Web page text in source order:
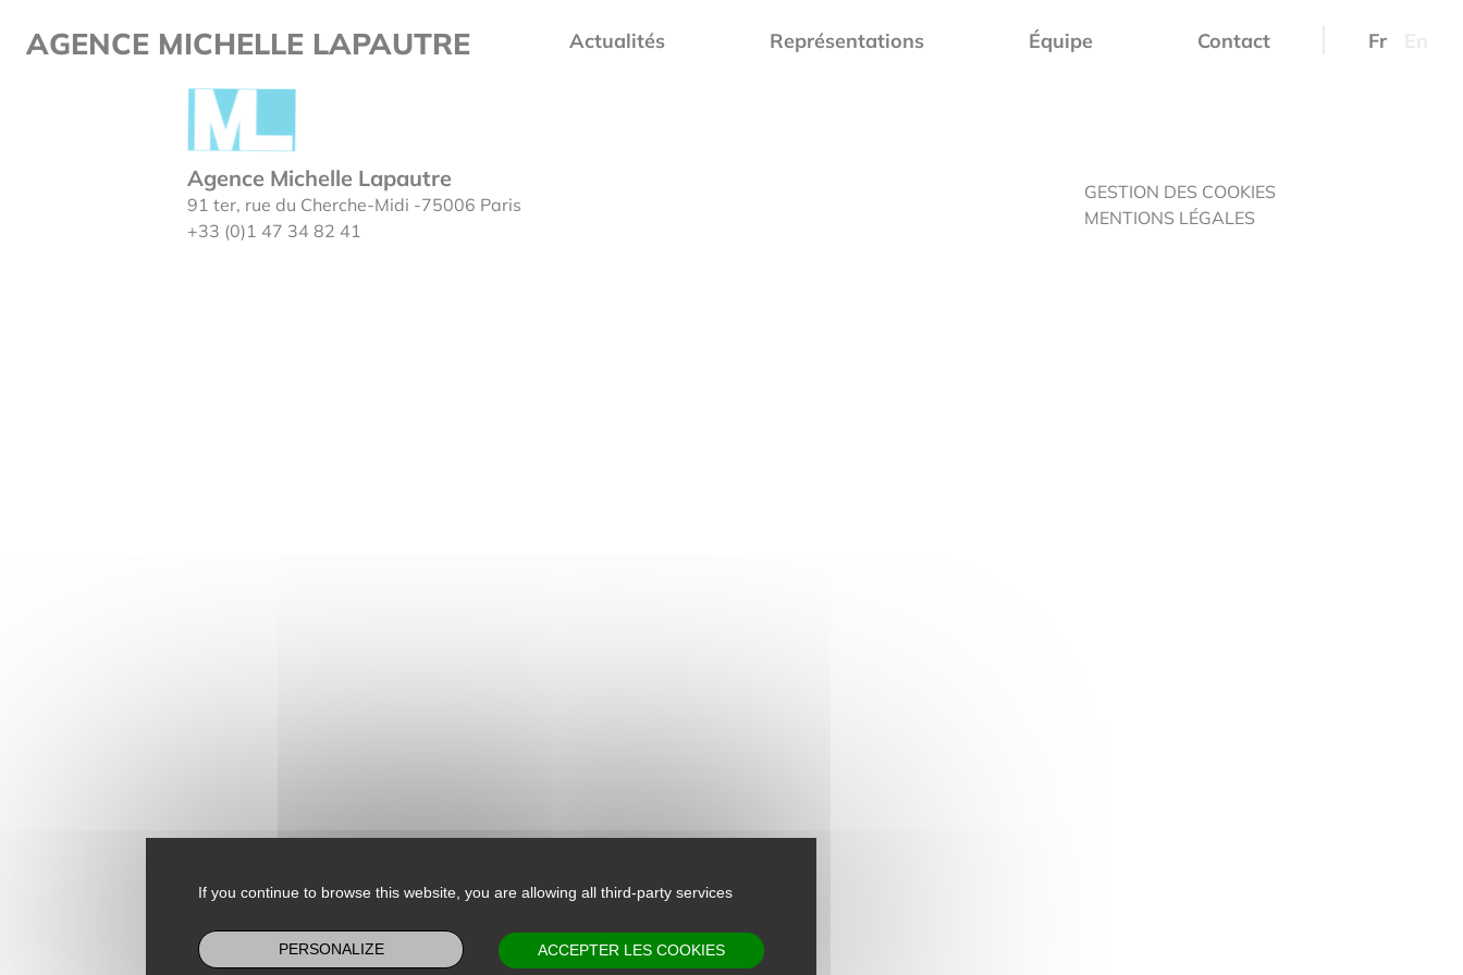
AGENCE MICHELLE LAPAUTRE Actualités Représentations Équipe Contact Fr
Agence Michelle Lapautre
91 ter, rue du Cherche-Midi -75006 Paris
+33 (0)1 47 34 82 41
GESTION DES COOKIES
MENTIONS LÉGALES
If you continue to browse this website, you are allowing all third-party services
ACCEPTER LES COOKIES
PERSONALIZE